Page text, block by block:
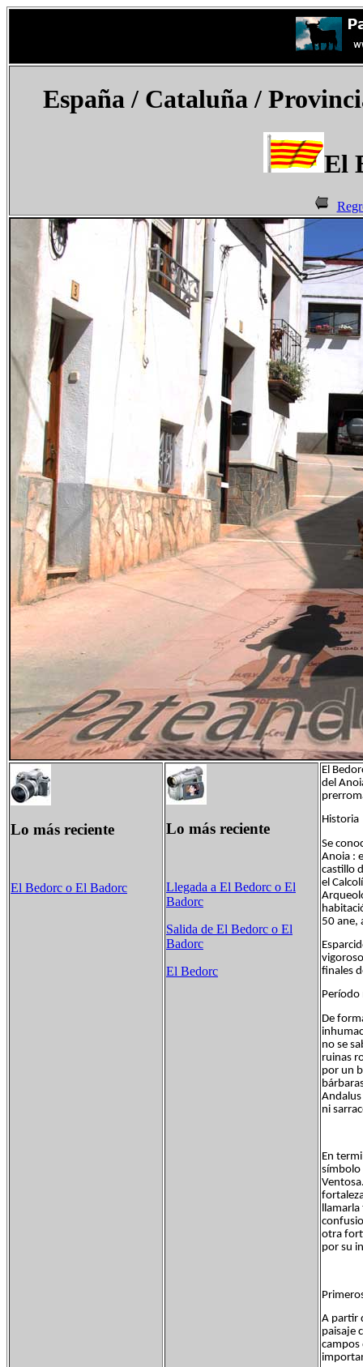
España/ Cataluña /
El
Lo más reciente
El Bedorc o El Badorc
Lo más reciente
Llegada a El Bedorc o El
Badorc
Salida de El Bedorc o El
Badorc
El Bedorc
El
del
Historia
Se
Anoia :
castillo
el
50 ane,
finales
De
no se
ruinas
por un
ni
En
símbolo
llamarla
otra
por su
A partir
paisaje
campos